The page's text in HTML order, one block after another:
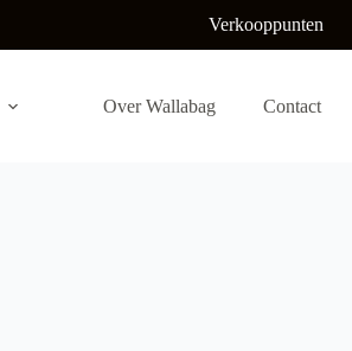
Verkooppunten
Over Wallabag Contact